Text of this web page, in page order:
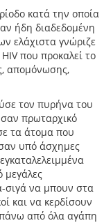
κατά την οποία
ήδη διαδεδομένη
ελάχιστα γνώριζε
HIV που προκαλεί το
απομόνωσης,
τον πυρήνα του
πρωταρχικό
τα άτομα που
υπό άσχημες
μεγάλες
σιγά να μπουν στα
και να κερδίσουν
από όλα αγάπη